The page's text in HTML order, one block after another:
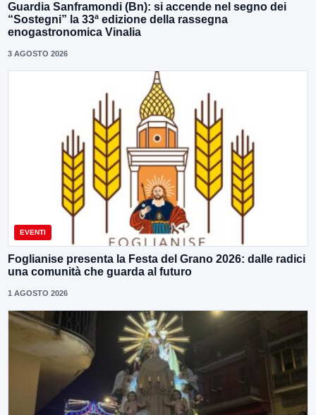
Guardia Sanframondi (Bn): si accende nel segno dei
“Sostegni” la 33ª edizione della rassegna
enogastronomica Vinalia
3 AGOSTO 2026
EVENTI
Foglianise presenta la Festa del Grano 2026: dalle radici
una comunità che guarda al futuro
1 AGOSTO 2026